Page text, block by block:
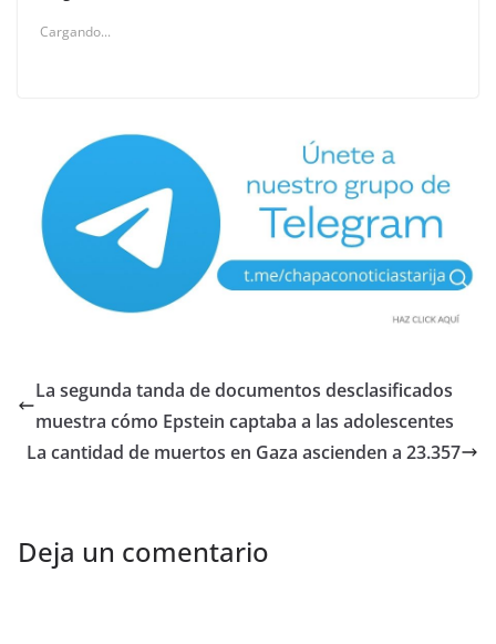
Cargando...
La segunda tanda de documentos desclasificados
muestra cómo Epstein captaba a las adolescentes
La cantidad de muertos en Gaza ascienden a 23.357
Deja un comentario